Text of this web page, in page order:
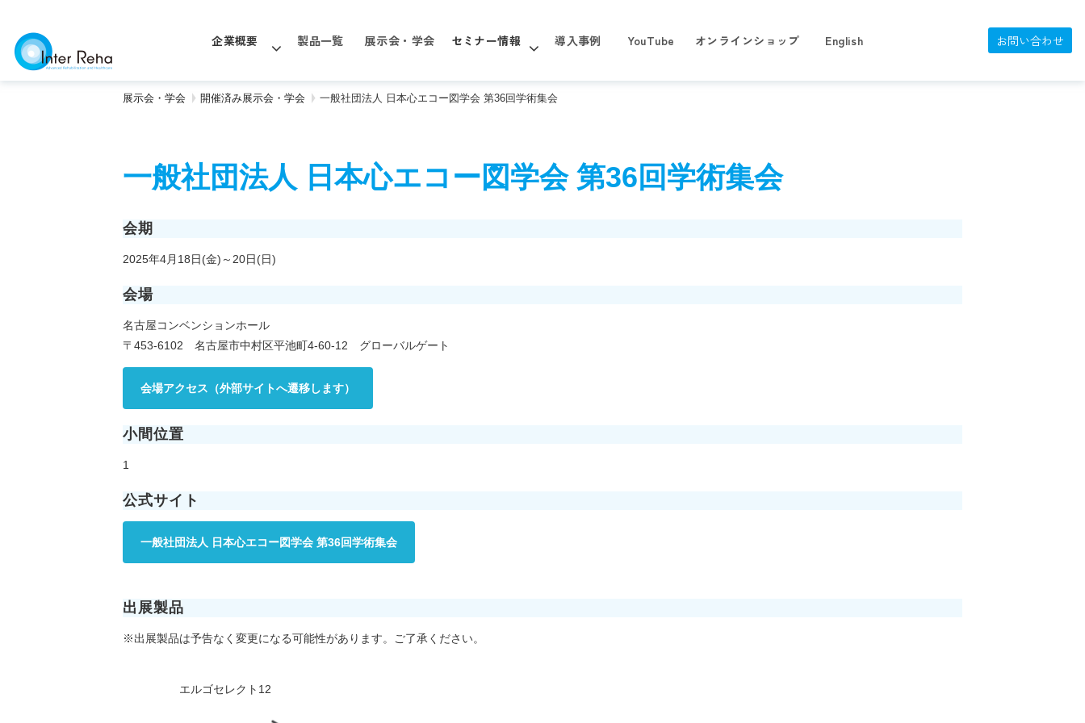
企業概要 製品一覧 展示会・学会 セミナー情報 導入事例 YouTube オンラインショップ English お問い合わせ
展示会・学会 開催済み展示会・学会 一般社団法人 日本心エコー図学会 第36回学術集会
一般社団法人 日本心エコー図学会 第36回学術集会
会期
2025年4月18日(金)～20日(日)
会場
名古屋コンベンションホール
〒453-6102 名古屋市中村区平池町4-60-12 グローバルゲート
会場アクセス（外部サイトへ遷移します）
小間位置
1
公式サイト
一般社団法人 日本心エコー図学会 第36回学術集会
出展製品
※出展製品は予告なく変更になる可能性があります。ご了承ください。
エルゴセレクト12